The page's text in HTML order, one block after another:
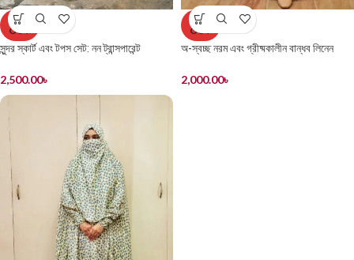
SOLD
OUT
সুন্দর স্কার্ট এবং টপস সেট: নন ট্রান্সপারেন্ট
2,500.00৳
SOLD
OUT
অ-স্বচ্ছ নরম এবং গ্রীষ্মকালীন বান্ধব লিনেন
2,000.00৳